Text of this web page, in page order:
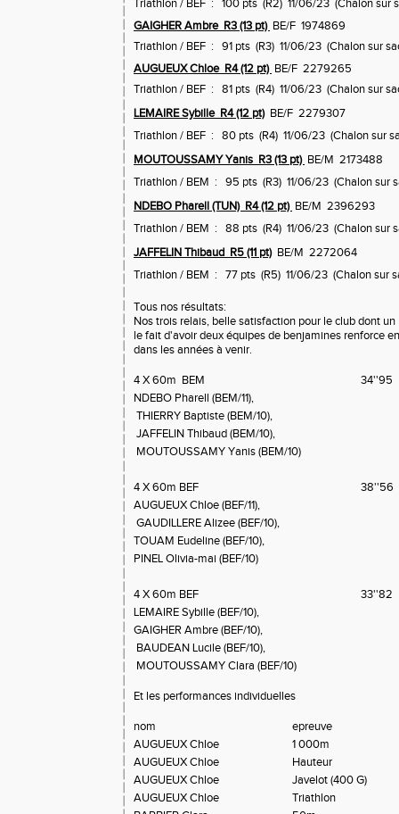
Triathlon / BEF : 100 pts (R2) 11/06/23 (Chalon sur
GAIGHER Ambre R3 (13 pt) BE/F 1974869
Triathlon / BEF : 91 pts (R3) 11/06/23 (Chalon sur
AUGUEUX Chloe R4 (12 pt) BE/F 2279265
Triathlon / BEF : 81 pts (R4) 11/06/23 (Chalon sur
LEMAIRE Sybille R4 (12 pt)BE/F 2279307
Triathlon / BEF : 80 pts (R4) 11/06/23 (Chalon sur
MOUTOUSSAMY Yanis R3 (13 pt) BE/M 2173488
Triathlon / BEM : 95 pts (R3) 11/06/23 (Chalon sur
NDEBO Pharell (TUN) R4 (12 pt) BE/M 2396293
Triathlon / BEM : 88 pts (R4) 11/06/23 (Chalon sur
JAFFELIN Thibaud R5 (11 pt)BE/M 2272064
Triathlon / BEM : 77 pts (R5) 11/06/23 (Chalon sur
Tous nos résultats:
Nos trois relais, belle satisfaction pour le club dont
le fait d'avoir deux équipes de benjamines renforce
dans les années à venir.
4 X 60m BEM
34''95
NDEBO Pharell (BEM/11),
THIERRY Baptiste (BEM/10),
JAFFELIN Thibaud (BEM/10),
MOUTOUSSAMY Yanis (BEM/10)
4 X 60m BEF
38''56
AUGUEUX Chloe (BEF/11),
GAUDILLERE Alizee (BEF/10),
TOUAM Eudeline (BEF/10),
PINEL Olivia-mai (BEF/10)
4 X 60m BEF
33''82
LEMAIRE Sybille (BEF/10),
GAIGHER Ambre (BEF/10),
BAUDEAN Lucile (BEF/10),
MOUTOUSSAMY Clara (BEF/10)
Et les performances individuelles
nom
epreuve
AUGUEUX Chloe
1 000m
AUGUEUX Chloe
Hauteur
AUGUEUX Chloe
Javelot (400 G)
AUGUEUX Chloe
Triathlon